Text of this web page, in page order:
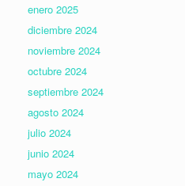
enero 2025
diciembre 2024
noviembre 2024
octubre 2024
septiembre 2024
agosto 2024
julio 2024
junio 2024
mayo 2024